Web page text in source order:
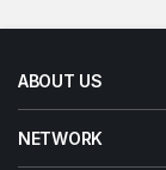
ABOUT US
NETWORK